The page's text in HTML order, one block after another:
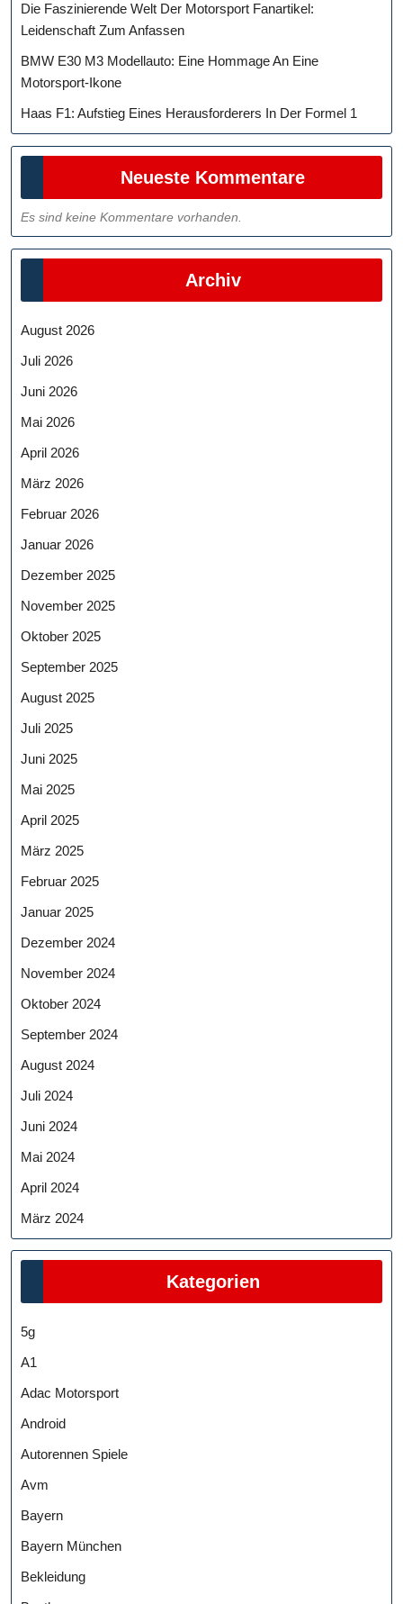
Die Faszinierende Welt Der Motorsport Fanartikel:
Leidenschaft Zum Anfassen
BMW E30 M3 Modellauto: Eine Hommage An Eine
Motorsport-Ikone
Haas F1: Aufstieg Eines Herausforderers In Der Formel 1
Neueste Kommentare
Es sind keine Kommentare vorhanden.
Archiv
August 2026
Juli 2026
Juni 2026
Mai 2026
April 2026
März 2026
Februar 2026
Januar 2026
Dezember 2025
November 2025
Oktober 2025
September 2025
August 2025
Juli 2025
Juni 2025
Mai 2025
April 2025
März 2025
Februar 2025
Januar 2025
Dezember 2024
November 2024
Oktober 2024
September 2024
August 2024
Juli 2024
Juni 2024
Mai 2024
April 2024
März 2024
Kategorien
5g
A1
Adac Motorsport
Android
Autorennen Spiele
Avm
Bayern
Bayern München
Bekleidung